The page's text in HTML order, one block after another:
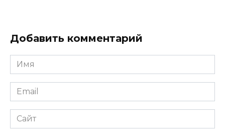
Добавить комментарий
Имя
*
Email
*
Сайт